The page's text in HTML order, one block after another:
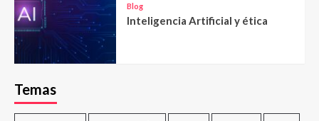
Blog
Inteligencia Artificial y ética
Temas